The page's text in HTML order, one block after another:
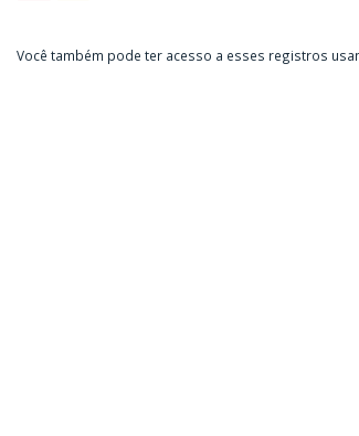
Você também pode ter acesso a esses registros